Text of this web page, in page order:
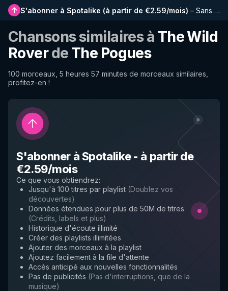
S'abonner à Spotalike (à partir de €2.59/mois) – Sans publicité, playlists plus longues, historique complet et accès anticipé aux nouvelles fonctionnalités
Chansons similaires à The Wild
Roverde The Pogues
100 morceaux, 5 heures 57 minutes de morceaux similaires,
profitez-en !
S'abonner à Spotalike- à partir de
€2.59/mois
Ce que vous obtiendrez:
Jusqu'à 100 titres par playlist (Doublez vos
découvertes)
Données étendues pour plus de 50M de titres
(Crédits, labels et plus)
Historique d'écoute illimité
Créer des playlists illimitées
Ajouter des morceaux à la playlist
Ajoutez facilement à la file d'attente
Accès anticipé aux nouvelles fonctionnalités
Pas de publicités (Pas d'interruptions, que de la
musique)